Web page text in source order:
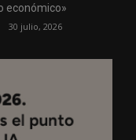
económico»
30 julio, 2026